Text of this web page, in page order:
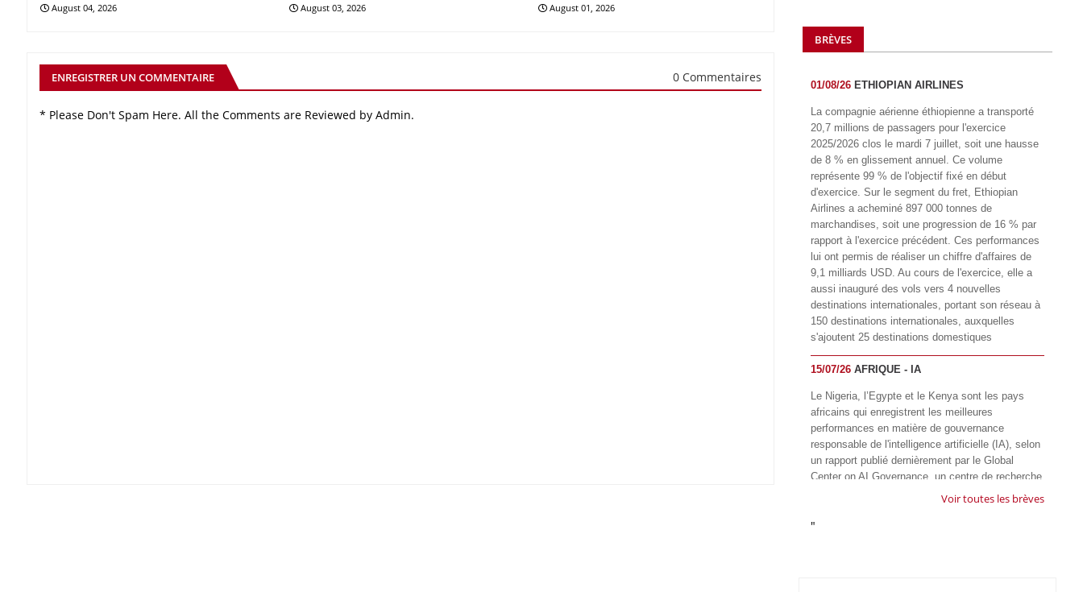
August 04, 2026 August 03, 2026 August 01, 2026
ENREGISTRER UN COMMENTAIRE 0 Commentaires
* Please Don't Spam Here. All the Comments are Reviewed by Admin.
BRÈVES
01/08/26 ETHIOPIAN AIRLINES
La compagnie aérienne éthiopienne a transporté
20,7 millions de passagers pour l'exercice
2025/2026 clos le mardi 7 juillet, soit une hausse
de 8 % en glissement annuel. Ce volume
représente 99 % de l'objectif fixé en début
d'exercice. Sur le segment du fret, Ethiopian
Airlines a acheminé 897 000 tonnes de
marchandises, soit une progression de 16 % par
rapport à l'exercice précédent. Ces performances
lui ont permis de réaliser un chiffre d'affaires de
9,1 milliards USD. Au cours de l'exercice, elle a
aussi inauguré des vols vers 4 nouvelles
destinations internationales, portant son réseau à
150 destinations internationales, auxquelles
s'ajoutent 25 destinations domestiques
15/07/26 AFRIQUE - IA
Le Nigeria, l’Egypte et le Kenya sont les pays
africains qui enregistrent les meilleures
performances en matière de gouvernance
responsable de l'intelligence artificielle (IA), selon
un rapport publié dernièrement par le Global
Center on AI Governance, un centre de recherche
basé en Afrique du Sud, qui œuvre à promouvoir
à l'échelle mondiale. Alors que l’IA transforme
Voir toutes les brèves
"